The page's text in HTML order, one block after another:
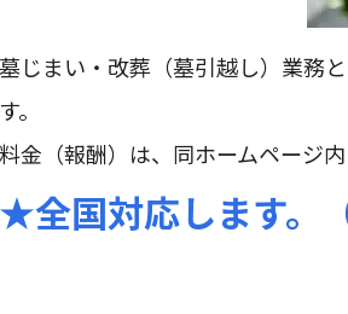
墓じまい・改葬（墓引越し）業務
す。
料金（報酬）は、同ホームページ
★全国対応します。